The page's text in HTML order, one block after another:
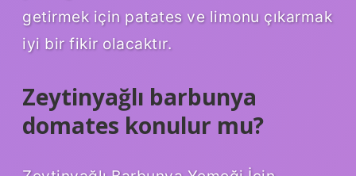
getirmek için patates ve limonu çıkarmak
iyi bir fikir olacaktır.
Zeytinyağlı barbunya
domates konulur mu?